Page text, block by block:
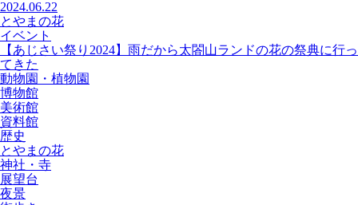
2024.06.22
とやまの花
イベント
【あじさい祭り2024】雨だから太閤山ランドの花の祭典に行っ
てきた
動物園・植物園
博物館
美術館
資料館
歴史
とやまの花
神社・寺
展望台
夜景